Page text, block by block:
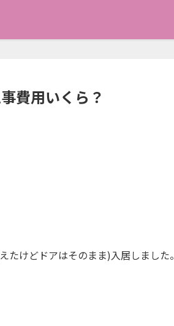
費用いくら？
たけどドアはそのまま)入居しました。